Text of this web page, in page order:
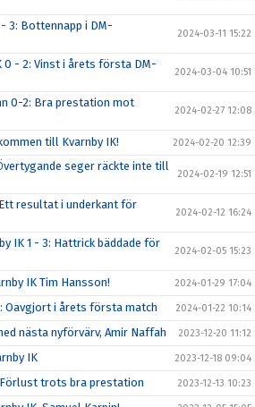
- 3: Bottennapp i DM-
2024-03-11 15:22
0 - 2: Vinst i årets första DM-
2024-03-04 10:51
0-2: Bra prestation mot
2024-02-27 12:08
till Kvarnby IK! 2024-02-20 12:39
seger räckte inte till
2024-02-19 12:51
resultat i underkant för
2024-02-12 16:24
IK 1 - 3: Hattrick bäddade för
2024-02-05 15:23
IK Tim Hansson! 2024-01-29 17:04
Oavgjort i årets första match 2024-01-22 10:14
nästa nyförvärv, Amir Naffah 2023-12-20 11:12
IK 2023-12-18 09:04
Förlust trots bra prestation 2023-12-13 10:23